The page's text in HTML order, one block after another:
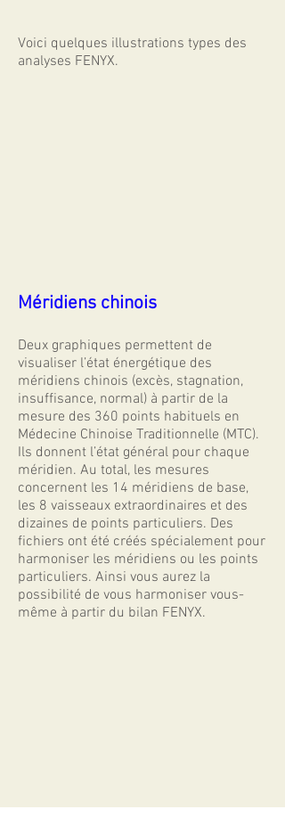
Voici quelques illustrations types des
analyses FENYX.
Méridiens chinois
Deux graphiques permettent de
visualiser l’état énergétique des
méridiens chinois (excès, stagnation,
insuffisance, normal) à partir de la
mesure des 360 points habituels en
Médecine Chinoise Traditionnelle (MTC).
Ils donnent l’état général pour chaque
méridien. Au total, les mesures
concernent les 14 méridiens de base,
les 8 vaisseaux extraordinaires et des
dizaines de points particuliers. Des
fichiers ont été créés spécialement pour
harmoniser les méridiens ou les points
particuliers. Ainsi vous aurez la
possibilité de vous harmoniser vous-
même à partir du bilan FENYX.